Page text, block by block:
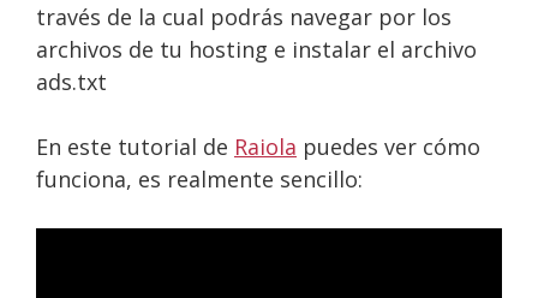
través de la cual podrás navegar por los
archivos de tu hosting e instalar el archivo
ads.txt
En este tutorial de Raiola puedes ver cómo
funciona, es realmente sencillo: